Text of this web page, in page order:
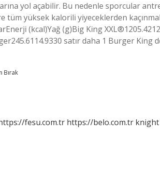
yol açabilir. Bu nedenle sporcular
yüksek kalorili yiyeceklerden
(kcal)Yağ (g)Big King
satır daha 1 Burger King
Bırak
fesu.com.tr https://belo.com.tr